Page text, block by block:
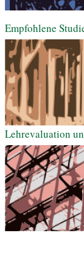
Empfohlene
Lehrevaluation